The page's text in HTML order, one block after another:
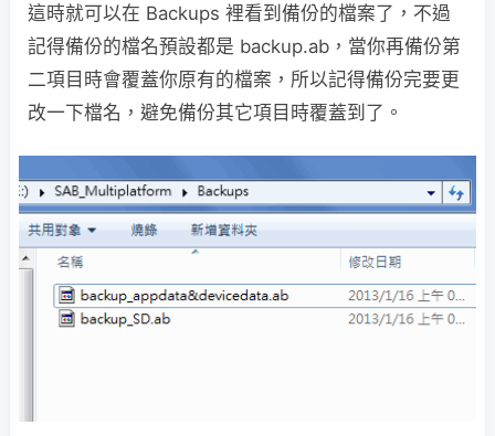
這時就可以在 Backups 裡看到備份的檔案了，不過
記得備份的檔名預設都是 backup.ab，當你再備份第
二項目時會覆蓋你原有的檔案，所以記得備份完要更
改一下檔名，避免備份其它項目時覆蓋到了。